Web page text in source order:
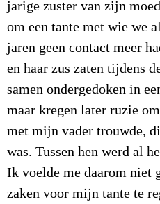
jarige zuster van zijn
om een tante met wie we
jaren geen contact meer
en haar zus zaten tijdens
samen ondergedoken in
maar kregen later ruzie
met mijn vader trouwde,
was. Tussen hen werd al
Ik voelde me daarom niet
zaken voor mijn tante te